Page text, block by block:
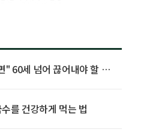
" 60세 넘어 끊어내야 할 사
를 건강하게 먹는 법